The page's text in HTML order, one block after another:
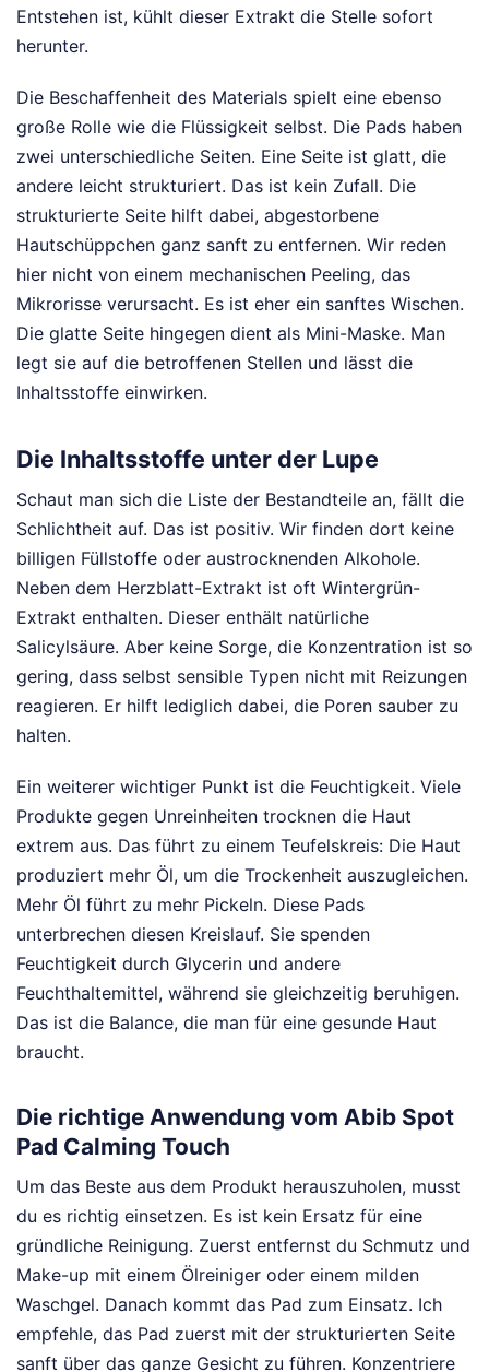
Entstehen ist, kühlt dieser Extrakt die Stelle sofort
herunter.
Die Beschaffenheit des Materials spielt eine ebenso
große Rolle wie die Flüssigkeit selbst. Die Pads haben
zwei unterschiedliche Seiten. Eine Seite ist glatt, die
andere leicht strukturiert. Das ist kein Zufall. Die
strukturierte Seite hilft dabei, abgestorbene
Hautschüppchen ganz sanft zu entfernen. Wir reden
hier nicht von einem mechanischen Peeling, das
Mikrorisse verursacht. Es ist eher ein sanftes Wischen.
Die glatte Seite hingegen dient als Mini-Maske. Man
legt sie auf die betroffenen Stellen und lässt die
Inhaltsstoffe einwirken.
Die Inhaltsstoffe unter der Lupe
Schaut man sich die Liste der Bestandteile an, fällt die
Schlichtheit auf. Das ist positiv. Wir finden dort keine
billigen Füllstoffe oder austrocknenden Alkohole.
Neben dem Herzblatt-Extrakt ist oft Wintergrün-
Extrakt enthalten. Dieser enthält natürliche
Salicylsäure. Aber keine Sorge, die Konzentration ist so
gering, dass selbst sensible Typen nicht mit Reizungen
reagieren. Er hilft lediglich dabei, die Poren sauber zu
halten.
Ein weiterer wichtiger Punkt ist die Feuchtigkeit. Viele
Produkte gegen Unreinheiten trocknen die Haut
extrem aus. Das führt zu einem Teufelskreis: Die Haut
produziert mehr Öl, um die Trockenheit auszugleichen.
Mehr Öl führt zu mehr Pickeln. Diese Pads
unterbrechen diesen Kreislauf. Sie spenden
Feuchtigkeit durch Glycerin und andere
Feuchthaltemittel, während sie gleichzeitig beruhigen.
Das ist die Balance, die man für eine gesunde Haut
braucht.
Die richtige Anwendung vom Abib Spot
Pad Calming Touch
Um das Beste aus dem Produkt herauszuholen, musst
du es richtig einsetzen. Es ist kein Ersatz für eine
gründliche Reinigung. Zuerst entfernst du Schmutz und
Make-up mit einem Ölreiniger oder einem milden
Waschgel. Danach kommt das Pad zum Einsatz. Ich
empfehle, das Pad zuerst mit der strukturierten Seite
sanft über das ganze Gesicht zu führen. Konzentriere